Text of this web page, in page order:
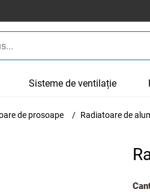
Sisteme de ventilație
de prosoape Radiatoare de